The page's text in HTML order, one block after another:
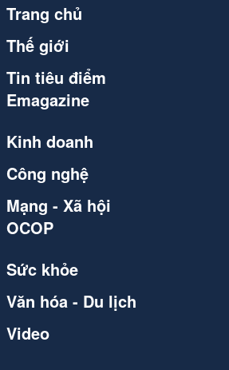
Trang chủ
Thế giới
Tin tiêu điểm
Emagazine
Kinh doanh
Công nghệ
Mạng - Xã hội
OCOP
Sức khỏe
Văn hóa - Du lịch
Video